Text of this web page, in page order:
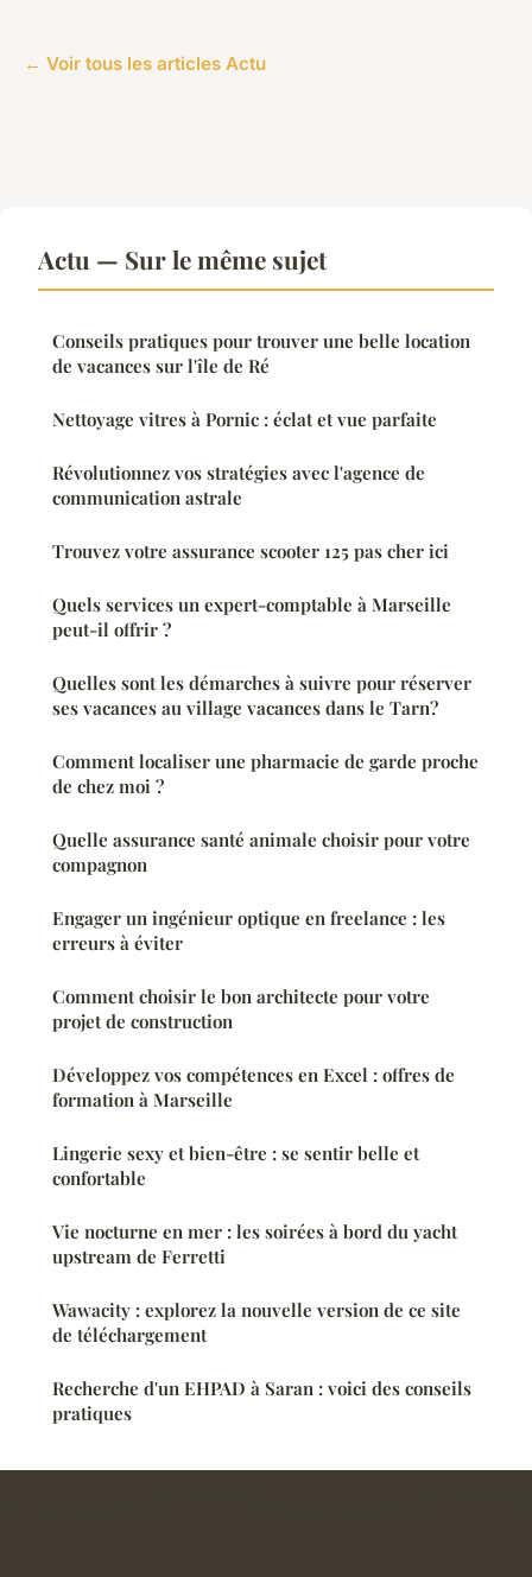
← Voir tous les articles Actu
Actu — Sur le même sujet
Conseils pratiques pour trouver une belle location
de vacances sur l'île de Ré
Nettoyage vitres à Pornic : éclat et vue parfaite
Révolutionnez vos stratégies avec l'agence de
communication astrale
Trouvez votre assurance scooter 125 pas cher ici
Quels services un expert-comptable à Marseille
peut-il offrir ?
Quelles sont les démarches à suivre pour réserver
ses vacances au village vacances dans le Tarn?
Comment localiser une pharmacie de garde proche
de chez moi ?
Quelle assurance santé animale choisir pour votre
compagnon
Engager un ingénieur optique en freelance : les
erreurs à éviter
Comment choisir le bon architecte pour votre
projet de construction
Développez vos compétences en Excel : offres de
formation à Marseille
Lingerie sexy et bien-être : se sentir belle et
confortable
Vie nocturne en mer : les soirées à bord du yacht
upstream de Ferretti
Wawacity : explorez la nouvelle version de ce site
de téléchargement
Recherche d'un EHPAD à Saran : voici des conseils
pratiques